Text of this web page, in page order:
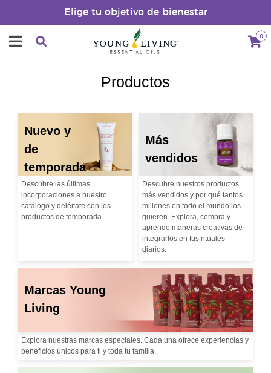
Elige tu objetivo de bienestar
0
Productos
Nuevo y
de
temporada
Descubre las últimas
incorporaciones a nuestro
catálogo y deléitate con los
productos de temporada.
Más
vendidos
Descubre nuestros productos
más vendidos y por qué tantos
millones en todo el mundo los
quieren. Explora, compra y
aprende maneras creativas de
integrarlos en tus rituales
diarios.
Marcas Young
Living
Explora nuestras marcas especiales. Cada una ofrece experiencias y
beneficios únicos para ti y toda tu familia.